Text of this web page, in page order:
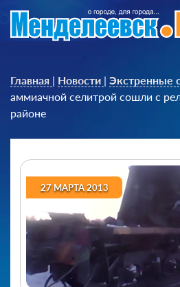
Главная | Новости | Экстренные
аммиачной селитрой сошли с
районе
27 МАРТА 2013